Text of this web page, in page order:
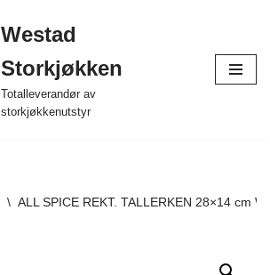
Westad
Storkjøkken
Totalleverandør av
storkjøkkenutstyr
\ ALL SPICE REKT. TALLERKEN 28×14 cm